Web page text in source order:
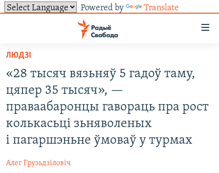
Powered by Translate
ўнівэрсальнага
доступу
Перайсьці
галоўнага
зьместу
Перайсьці
да
галоўнай
Перайсьці
ВІДЭА І ФОТА
СУВЯЗЬ
АБЫСЬЦІ БЛЯКАВАНЬНЕ
ПАДЗЯЛІЦЦА ІНФАРМАЦЫЯЙ
САЧЫЦЕ ЗА АБНАЎЛЕНЬНЯМІ
ЛЮДЗІ
«28 тысяч вязьняў 5 гадоў таму,
цяпер 35 тысяч», —
праваабаронцы гавораць пра рост
колькасьці зьняволеных
і пагаршэньне ўмоваў у турмах
Алег Грузьдзіловіч